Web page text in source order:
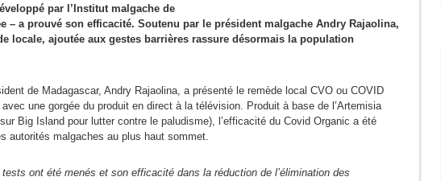
par l’Institut malgache de
– a prouvé son efficacité. Soutenu par le président malgache Andry Rajaolina,
locale, ajoutée aux gestes barrières rassure désormais la population
de Madagascar, Andry Rajaolina, a présenté le remède local CVO ou COVID
une gorgée du produit en direct à la télévision. Produit à base de l’Artemisia
Big Island pour lutter contre le paludisme), l’efficacité du Covid Organic a été
autorités malgaches au plus haut sommet.
ont été menés et son efficacité dans la réduction de l’élimination des